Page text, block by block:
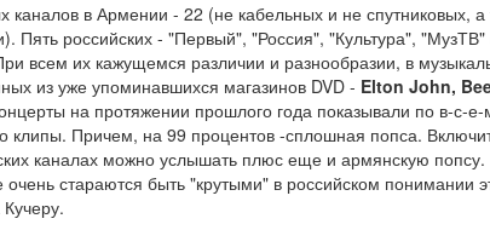
в Армении - 22 (не кабельных и не спутниковых, а
Пять российских - "Первый", "Россия", "Культура",
всем их кажущемся различии и разнообразии, в
из уже упоминавшихся магазинов DVD - Elton John,
на протяжении прошлого года показывали по в-с-
клипы. Причем, на 99 процентов -сплошная попса.
каналах можно услышать плюс еще и армянскую
стараются быть "крутыми" в российском понимании